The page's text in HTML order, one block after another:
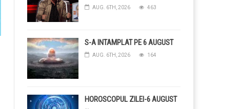
AUG. 6TH, 2026 463
S-A INTAMPLAT PE 6 AUGUST
AUG. 6TH, 2026 164
HOROSCOPUL ZILEI-6 AUGUST